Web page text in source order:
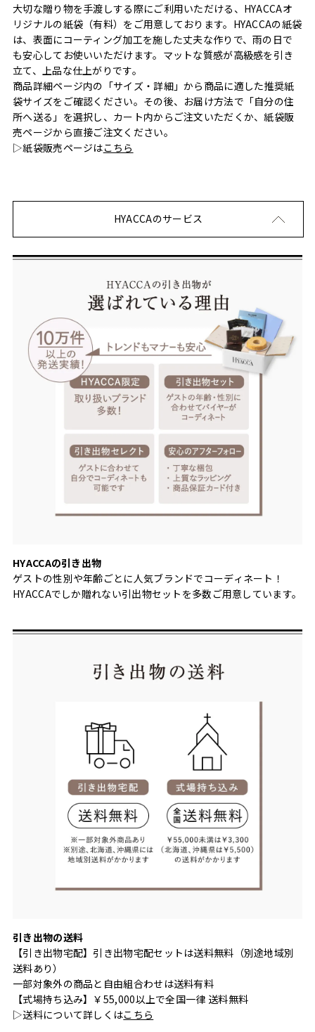
大切な贈り物を手渡しする際にご利用いただける、HYACCAオ
リジナルの紙袋（有料）をご用意しております。HYACCAの紙袋
は、表面にコーティング加工を施した丈夫な作りで、雨の日で
も安心してお使いいただけます。マットな質感が高級感を引き
立て、上品な仕上がりです。
商品詳細ページ内の「サイズ・詳細」から商品に適した推奨紙
袋サイズをご確認ください。その後、お届け方法で「自分の住
所へ送る」を選択し、カート内からご注文いただくか、紙袋販
売ページから直接ご注文ください。
▷紙袋販売ページはこちら
HYACCAのサービス
HYACCAの引き出物
ゲストの性別や年齢ごとに人気ブランドでコーディネート！
HYACCAでしか贈れない引出物セットを多数ご用意しています。
引き出物の送料
【引き出物宅配】引き出物宅配セットは送料無料（別途地域別
送料あり）
一部対象外の商品と自由組合わせは送料有料
【式場持ち込み】￥55,000以上で全国一律 送料無料
▷送料について詳しくはこちら